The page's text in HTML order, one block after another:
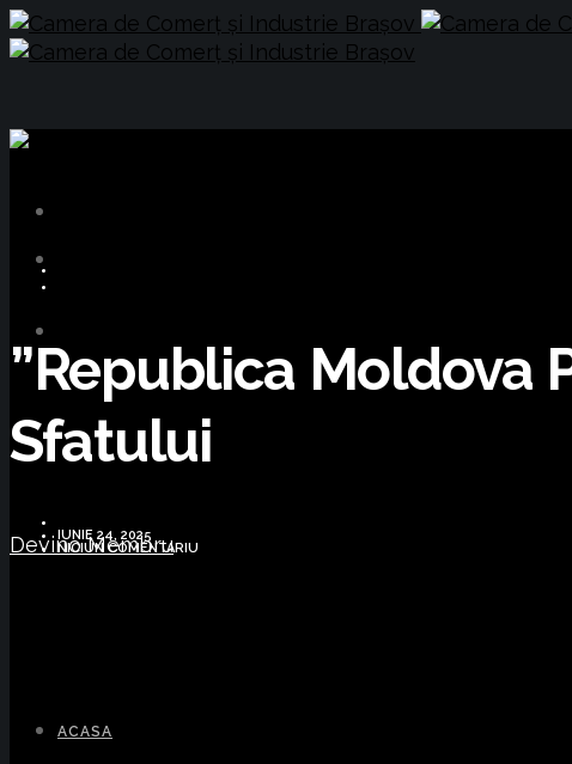
Devino Membru
ACASA
”Republica Moldova
Sfatului
IUNIE 24, 2025
NICIUN COMENTARIU